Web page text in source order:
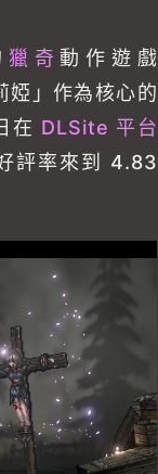
獵奇動作遊戲
婭」作為核心的
在 DLSite 平台
評率來到 4.83